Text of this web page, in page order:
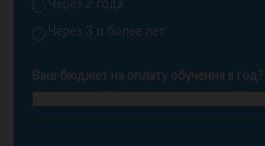
Через 2 года
Через 3 и более лет
Ваш бюджет на оплату обучения в год?